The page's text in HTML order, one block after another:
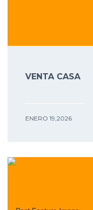
VENTA CASA
ENERO 19,2026